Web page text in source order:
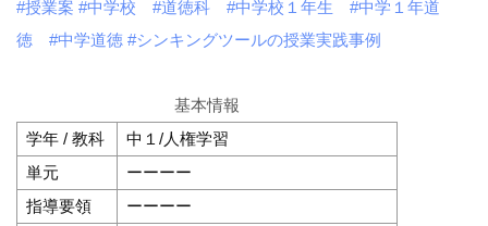
#授業案 #中学校 #道徳科 #中学校１年生
#中学１年道
徳
#中学道徳 #シンキングツールの授業実践事例
基本情報
学年 / 教科
中１/人権学習
単元
ーーーー
指導要領
ーーーー